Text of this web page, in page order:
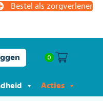
Bestel als zorgverlener
0
Acties